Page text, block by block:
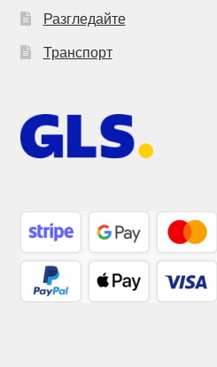
Разгледайте
Транспорт